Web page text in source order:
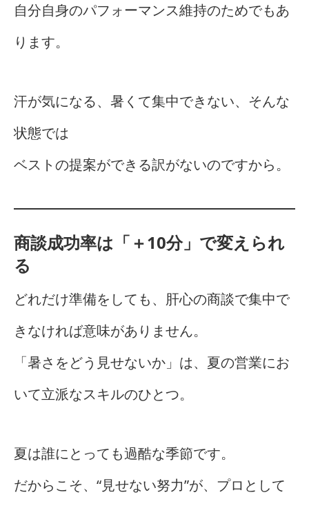
自分自身のパフォーマンス維持のためでもあ
ります。
汗が気になる、暑くて集中できない、そんな
状態では
ベストの提案ができる訳がないのですから。
商談成功率は「＋10分」で変えられ
る
どれだけ準備をしても、肝心の商談で集中で
きなければ意味がありません。
「暑さをどう見せないか」は、夏の営業にお
いて立派なスキルのひとつ。
夏は誰にとっても過酷な季節です。
だからこそ、“見せない努力”が、プロとして